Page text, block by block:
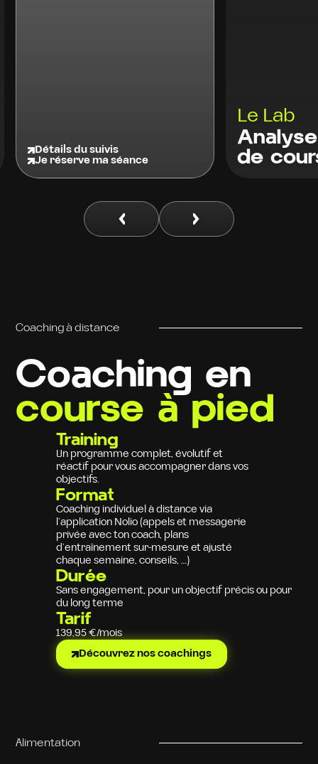
de course
Détails du
Je réserve
Coaching à distance
Coaching en
course à pied
Training
Un programme complet, évolutif et
réactif pour vous accompagner dans vos
objectifs.
Format
Coaching individuel à distance via
l’application Nolio (appels et messagerie
privée avec ton coach, plans
d’entraînement sur-mesure et ajusté
chaque semaine, conseils, …)
Durée
Sans engagement, pour un objectif précis ou pour
du long terme
Tarif
139,95 €/mois
Découvrez nos coachings
Alimentation